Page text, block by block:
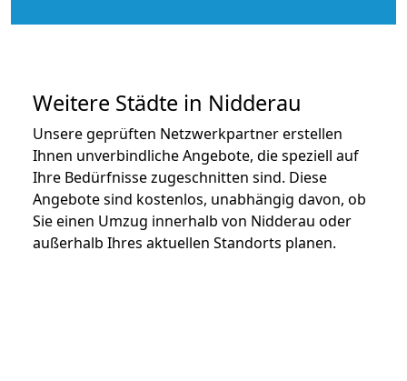
Weitere Städte in Nidderau
Unsere geprüften Netzwerkpartner erstellen
Ihnen unverbindliche Angebote, die speziell auf
Ihre Bedürfnisse zugeschnitten sind. Diese
Angebote sind kostenlos, unabhängig davon, ob
Sie einen Umzug innerhalb von Nidderau oder
außerhalb Ihres aktuellen Standorts planen.